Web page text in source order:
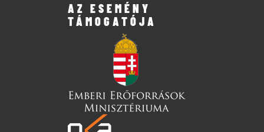
AZ ESEMÉNY
TÁMOGATÓJA